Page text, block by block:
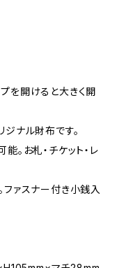
を開けると大きく開
ナル財布です。
。お札・チケット・レ
ファスナー付き小銭入